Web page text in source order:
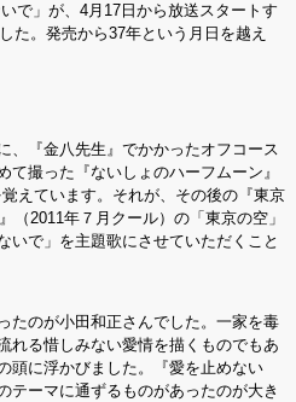
で」が、4月17日から放送スタートす
。発売から37年という月日を越え
、『金八先生』でかかったオフコース
撮った『ないしょのハーフムーン』
えています。それが、その後の『東京
2011年７月クール）の「東京の空」
いで」を主題歌にさせていただくこと
たのが小田和正さんでした。一家を毒
れる惜しみない愛情を描くものでもあ
頭に浮かびました。『愛を止めない
ーマに通ずるものがあったのが大き